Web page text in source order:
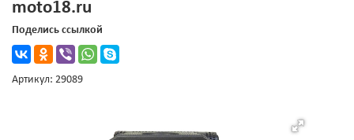
moto18.ru
Поделись ссылкой
Артикул: 29089